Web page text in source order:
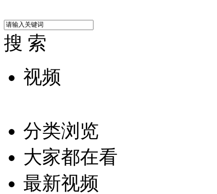
搜 索
视频
分类浏览
大家都在看
最新视频